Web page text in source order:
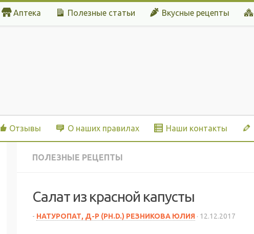
Аптека Полезные статьи Вкусные рецепты
Отзывы О наших правилах Наши контакты
ПОЛЕЗНЫЕ РЕЦЕПТЫ
Салат из красной капусты
- НАТУРОПАТ, Д-Р (PH.D.) РЕЗНИКОВА ЮЛИЯ · 12.12.2017